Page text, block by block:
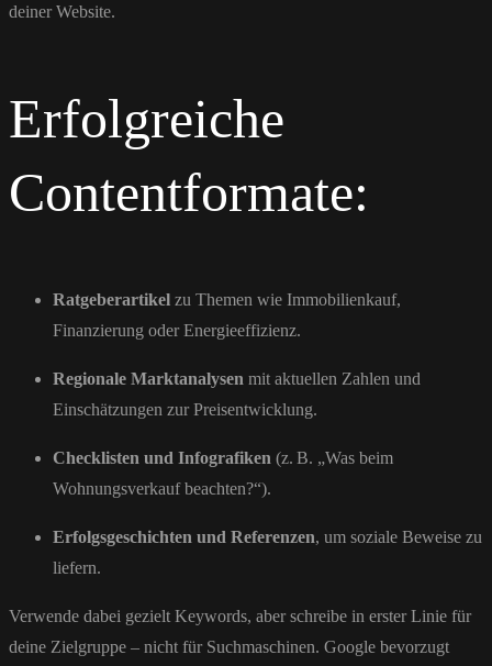
deiner Website.
Erfolgreiche
Contentformate:
Ratgeberartikel zu Themen wie Immobilienkauf,
Finanzierung oder Energieeffizienz.
Regionale Marktanalysen mit aktuellen Zahlen und
Einschätzungen zur Preisentwicklung.
Checklisten und Infografiken (z. B. „Was beim
Wohnungsverkauf beachten?“).
Erfolgsgeschichten und Referenzen, um soziale Beweise zu
liefern.
Verwende dabei gezielt Keywords, aber schreibe in erster Linie für
deine Zielgruppe – nicht für Suchmaschinen. Google bevorzugt